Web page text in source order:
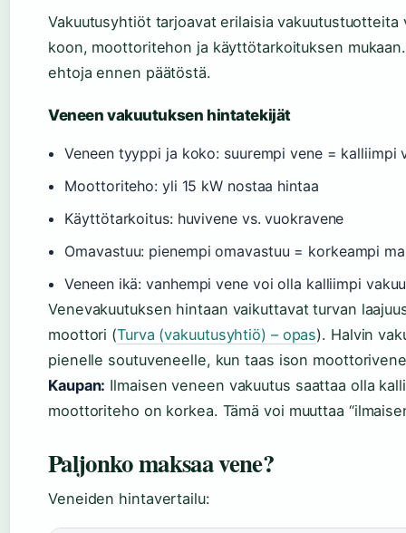
Vakuutusyhtiöt tarjoavat erilaisia
koon, moottoritehon ja käyttötarkoituksen
ehtoja ennen päätöstä.
Veneen vakuutuksen hintatekijät
Veneen tyyppi ja koko: suurempi vene = kalliimpi
Moottoriteho: yli 15 kW nostaa hintaa
Käyttötarkoitus: huvivene vs. vuokravene
Omavastuu: pienempi omavastuu = korkeampi
Veneen ikä: vanhempi vene voi olla kalliimpi
Venevakuutuksen hintaan vaikuttavat turvan
moottori (Turva (vakuutusyhtiö) – opas). Halvin
pienelle soutuveneelle, kun taas ison
Kaupan: Ilmaisen veneen vakuutus saattaa olla
moottoriteho on korkea. Tämä voi muuttaa
Paljonko maksaa vene?
Veneiden hintavertailu: